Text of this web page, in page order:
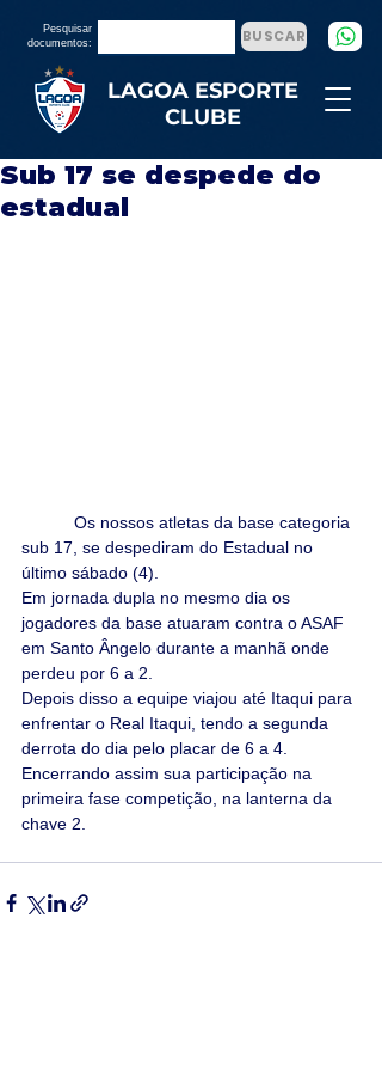
LAGOA ESPORTE
CLUBE
Pesquisar
documentos:
BUSCAR
Sub 17 se despede do
estadual
sub 17, se despediram do Estadual no
último sábado (4).
Em jornada dupla no mesmo dia os
jogadores da base atuaram contra o ASAF
em Santo Ângelo durante a manhã onde
perdeu por 6 a 2.
Depois disso a equipe viajou até Itaqui para
enfrentar o Real Itaqui, tendo a segunda
derrota do dia pelo placar de 6 a 4.
Encerrando assim sua participação na
primeira fase competição, na lanterna da
chave 2.